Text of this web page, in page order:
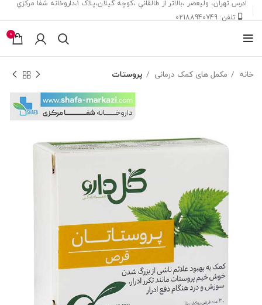
ادرس تهران، ‎وليعصر ،بالاتر از طالقاني ،كوچه گيلان،پلاک ۱،داروخانه شفا مركزي
تلفن: 02188940749
0
خانه مکمل های کمک درمانی پروستات